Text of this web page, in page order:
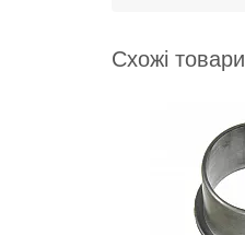
Схожі товари